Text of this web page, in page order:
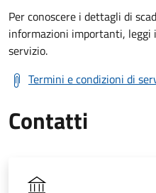
Per conoscere i dettagli di
informazioni importanti, leggi
servizio.
Termini e condizioni di
Contatti